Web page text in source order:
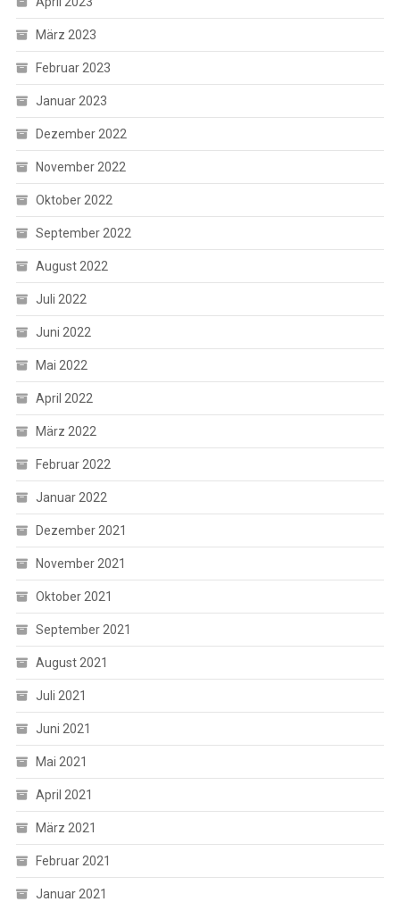
März 2023
Februar 2023
Januar 2023
Dezember 2022
November 2022
Oktober 2022
September 2022
August 2022
Juli 2022
Juni 2022
Mai 2022
April 2022
März 2022
Februar 2022
Januar 2022
Dezember 2021
November 2021
Oktober 2021
September 2021
August 2021
Juli 2021
Juni 2021
Mai 2021
April 2021
März 2021
Februar 2021
Januar 2021